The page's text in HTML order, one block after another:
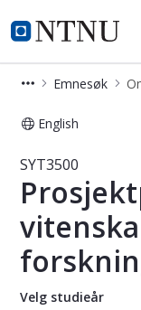
NTNU Hjemmeside
Studier
Emnesøk
English
Emne -
SYT3500
Velg studieår